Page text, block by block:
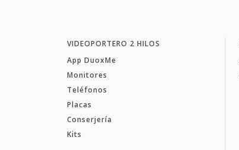
VIDEOPORTERO 2 HILOS
App DuoxMe
Monitores
Teléfonos
Placas
Conserjería
Kits